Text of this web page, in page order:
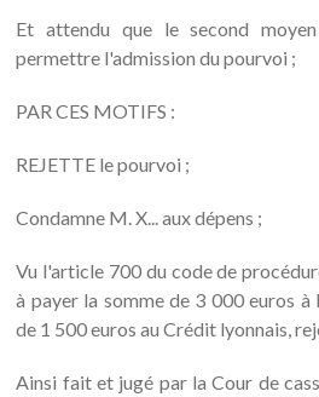
Et attendu que le second
permettre l'admission du pourvoi ;
PAR CES MOTIFS :
REJETTE le pourvoi ;
Condamne M. X... aux dépens ;
Vu l'article 700 du code de
à payer la somme de 3 000 euros à
de 1 500 euros au Crédit lyonnais,
Ainsi fait et jugé par la Cour de